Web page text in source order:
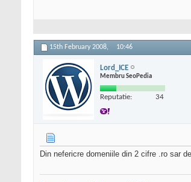
15th February 2008, 10:46
Lord_ICE
Membru SeoPedia
Reputatie: 34
Din nefericre domeniile din 2 cifre .ro sar